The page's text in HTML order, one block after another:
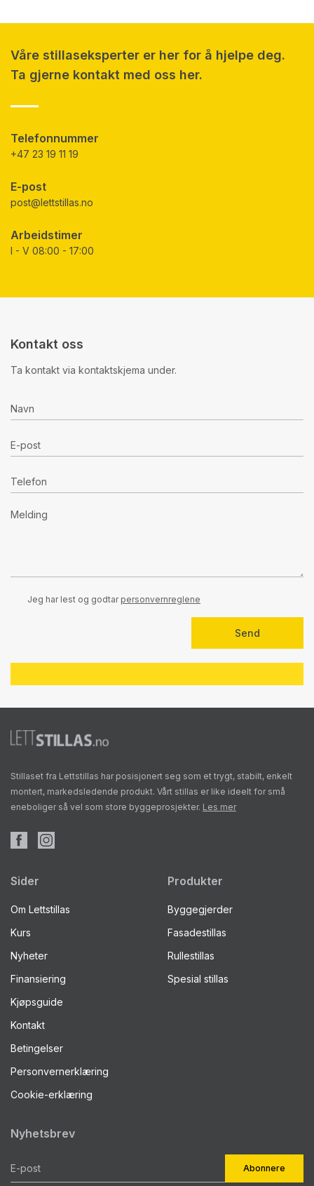
Våre stillaseksperter er her for å hjelpe deg.
Ta gjerne kontakt med oss her.
Telefonnummer
+47 23 19 11 19
E-post
post@lettstillas.no
Arbeidstimer
I - V 08:00 - 17:00
Kontakt oss
Ta kontakt via kontaktskjema under.
Jeg har lest og godtar personvernreglene
Stillaset fra Lettstillas har posisjonert seg som et trygt, stabilt, enkelt
montert, markedsledende produkt. Vårt stillas er like ideelt for små
eneboliger så vel som store byggeprosjekter. Les mer
Sider
Om Lettstillas
Kurs
Nyheter
Finansiering
Kjøpsguide
Kontakt
Betingelser
Personvernerklæring
Cookie-erklæring
Produkter
Byggegjerder
Fasadestillas
Rullestillas
Spesial stillas
Nyhetsbrev
Abonnere